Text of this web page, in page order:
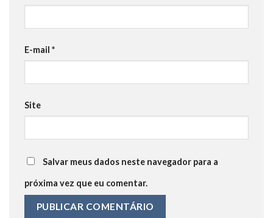
E-mail *
Site
Salvar meus dados neste navegador para a
próxima vez que eu comentar.